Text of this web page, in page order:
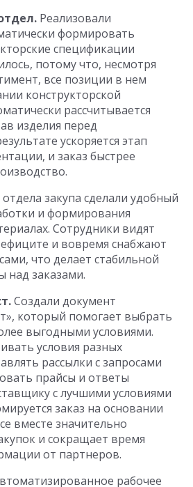
Реализовали
формировать
спецификации
потому что, несмотря
все позиции в нем
конструкторской
рассчитывается
изделия перед
ускоряется этап
и заказ быстрее
закупа сделали удобный
и формирования
Сотрудники видят
и вовремя снабжают
что делает стабильной
над заказами.
Создали документ
который помогает выбрать
выгодными условиями.
условия разных
рассылки с запросами
прайсы и ответы
с лучшими условиями
заказ на основании
вместе значительно
и сокращает время
от партнеров.
рабочее